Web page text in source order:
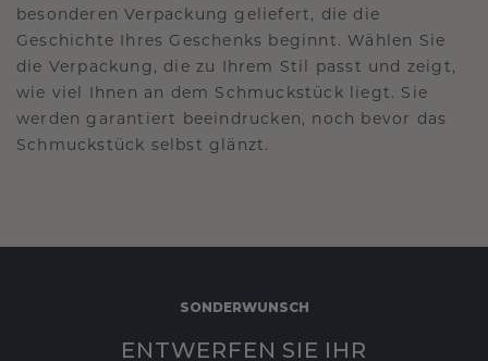
besonderen Verpackung geliefert, die die
Geschichte Ihres Geschenks beginnt. Wählen Sie
die Verpackung, die zu Ihrem Stil passt und zeigt,
wie viel Ihnen an dem Schmuckstück liegt. Sie
werden garantiert beeindrucken, noch bevor das
Schmuckstück selbst glänzt.
SONDERWUNSCH
ENTWERFEN SIE IHR